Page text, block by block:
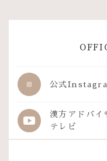
公式
漢方アドバイ
テレビ